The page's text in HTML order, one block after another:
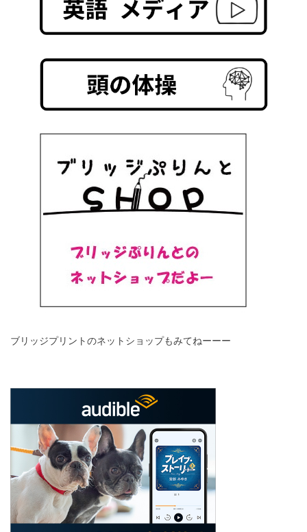
ブリッジプリントのネットショップもみてねーーー